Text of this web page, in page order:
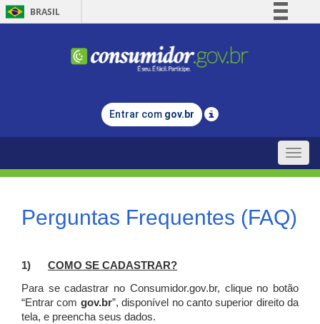
BRASIL
Comunica BR
Legislação
Entrar com gov.br
Toggle
Perguntas Frequentes (FAQ)
1) COMO SE CADASTRAR?
Para se cadastrar no Consumidor.gov.br, clique no botão
“Entrar com gov.br”, disponível no canto superior direito da
tela, e preencha seus dados.